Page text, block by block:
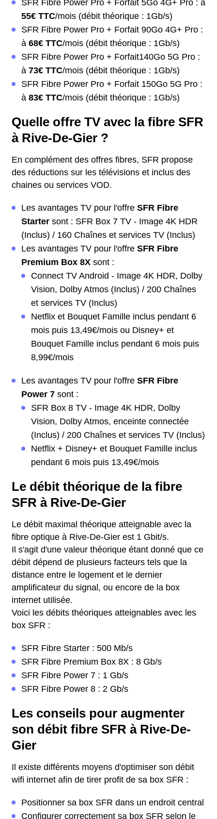
SFR Fibre Power Pro + Forfait 5Go 4G+ Pro : à
55€ TTC/mois (débit théorique : 1Gb/s)
SFR Fibre Power Pro + Forfait 90Go 4G+ Pro :
à 68€ TTC/mois (débit théorique : 1Gb/s)
SFR Fibre Power Pro + Forfait140Go 5G Pro :
à 73€ TTC/mois (débit théorique : 1Gb/s)
SFR Fibre Power Pro + Forfait 150Go 5G Pro :
à 83€ TTC/mois (débit théorique : 1Gb/s)
Quelle offre TV avec la fibre SFR
à Rive-De-Gier ?
En complément des offres fibres, SFR propose
des réductions sur les télévisions et inclus des
chaines ou services VOD.
Les avantages TV pour l'offre SFR Fibre
Starter sont : SFR Box 7 TV - Image 4K HDR
(Inclus) / 160 Chaînes et services TV (Inclus)
Les avantages TV pour l'offre SFR Fibre
Premium Box 8X sont :
Connect TV Android - Image 4K HDR, Dolby
Vision, Dolby Atmos (Inclus) / 200 Chaînes
et services TV (Inclus)
Netflix et Bouquet Famille inclus pendant 6
mois puis 13,49€/mois ou Disney+ et
Bouquet Famille inclus pendant 6 mois puis
8,99€/mois
Les avantages TV pour l'offre SFR Fibre
Power 7 sont :
SFR Box 8 TV - Image 4K HDR, Dolby
Vision, Dolby Atmos, enceinte connectée
(Inclus) / 200 Chaînes et services TV (Inclus)
Netflix + Disney+ et Bouquet Famille inclus
pendant 6 mois puis 13,49€/mois
Le débit théorique de la fibre
SFR à Rive-De-Gier
Le débit maximal théorique atteignable avec la
fibre optique à Rive-De-Gier est 1 Gbit/s.
Il s'agit d'une valeur théorique étant donné que ce
débit dépend de plusieurs facteurs tels que la
distance entre le logement et le dernier
amplificateur du signal, ou encore de la box
internet utilisée.
Voici les débits théoriques atteignables avec les
box SFR :
SFR Fibre Starter : 500 Mb/s
SFR Fibre Premium Box 8X : 8 Gb/s
SFR Fibre Power 7 : 1 Gb/s
SFR Fibre Power 8 : 2 Gb/s
Les conseils pour augmenter
son débit fibre SFR à Rive-De-
Gier
Il existe différents moyens d'optimiser son débit
wifi internet afin de tirer profit de sa box SFR :
Positionner sa box SFR dans un endroit central
Configurer correctement sa box SFR selon le